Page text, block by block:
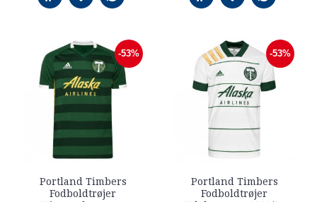
-53%
Portland Timbers
Fodboldtrøjer
-53%
Portland Timbers
Fodboldtrøjer